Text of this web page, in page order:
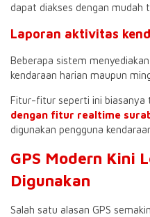
dapat diakses dengan mudah
Laporan aktivitas
Beberapa sistem
kendaraan harian maupun
Fitur-fitur seperti ini biasanya
dengan fitur realtime
digunakan pengguna
GPS Modern Kini
Digunakan
Salah satu alasan GPS